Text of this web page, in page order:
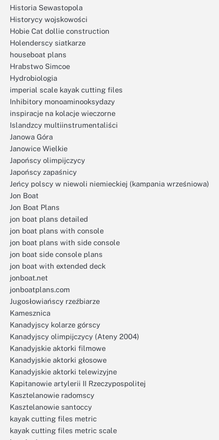
Historia Sewastopola
Historycy wojskowości
Hobie Cat dollie construction
Holenderscy siatkarze
houseboat plans
Hrabstwo Simcoe
Hydrobiologia
imperial scale kayak cutting files
Inhibitory monoaminooksydazy
inspiracje na kolacje wieczorne
Islandzcy multiinstrumentaliści
Janowa Góra
Janowice Wielkie
Japońscy olimpijczycy
Japońscy zapaśnicy
Jeńcy polscy w niewoli niemieckiej (kampania wrześniowa)
Jon Boat
Jon Boat Plans
jon boat plans detailed
jon boat plans with console
jon boat plans with side console
jon boat side console plans
jon boat with extended deck
jonboat.net
jonboatplans.com
Jugosłowiańscy rzeźbiarze
Kamesznica
Kanadyjscy kolarze górscy
Kanadyjscy olimpijczycy (Ateny 2004)
Kanadyjskie aktorki filmowe
Kanadyjskie aktorki głosowe
Kanadyjskie aktorki telewizyjne
Kapitanowie artylerii II Rzeczypospolitej
Kasztelanowie radomscy
Kasztelanowie santoccy
kayak cutting files metric
kayak cutting files metric scale